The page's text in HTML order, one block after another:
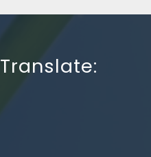
Translate: